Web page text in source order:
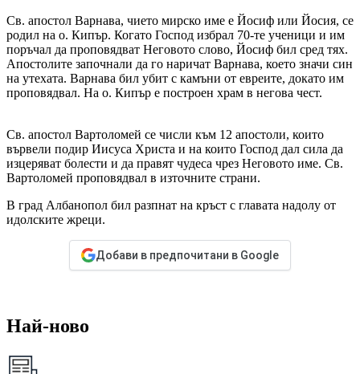
Св. апостол Варнава, чието мирско име е Йосиф или Йосия, се
родил на о. Кипър. Когато Господ избрал 70-те ученици и им
поръчал да проповядват Неговото слово, Йосиф бил сред тях.
Апостолите започнали да го наричат Варнава, което значи син
на утехата. Варнава бил убит с камъни от евреите, докато им
проповядвал. На о. Кипър е построен храм в негова чест.
Св. апостол Вартоломей се числи към 12 апостоли, които
вървели подир Иисуса Христа и на които Господ дал сила да
изцеряват болести и да правят чудеса чрез Неговото име. Св.
Вартоломей проповядвал в източните страни.
В град Албанопол бил разпнат на кръст с главата надолу от
идолските жреци.
Добави в предпочитани в Google
Най-ново